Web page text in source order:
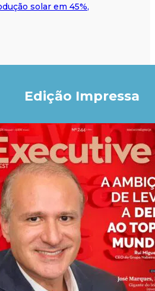
solar em 45%,
Edição Impressa